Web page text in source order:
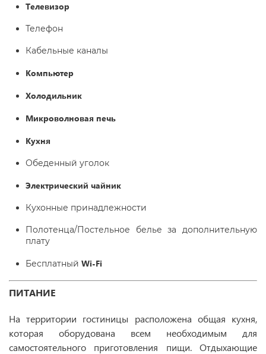
Телевизор
Телефон
Кабельные каналы
Компьютер
Холодильник
Микроволновая печь
Кухня
Обеденный уголок
Электрический чайник
Кухонные принадлежности
Полотенца/Постельное белье за дополнительную
плату
Бесплатный Wi-Fi
ПИТАНИЕ
На территории гостиницы расположена общая кухня,
которая оборудована всем необходимым для
самостоятельного приготовления пищи. Отдыхающие